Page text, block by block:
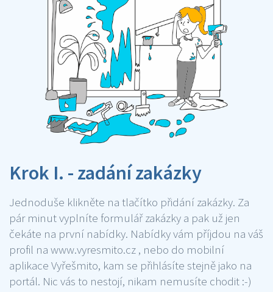
Krok I. - zadání zakázky
Jednoduše klikněte na tlačítko přidání zakázky. Za
pár minut vyplníte formulář zakázky a pak už jen
čekáte na první nabídky. Nabídky vám příjdou na váš
profil na www.vyresmito.cz , nebo do mobilní
aplikace Vyřešmito, kam se přihlásíte stejně jako na
portál. Nic vás to nestojí, nikam nemusíte chodit :-)